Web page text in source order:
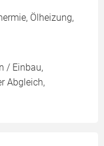
Ölheizung,
/ Einbau,
Abgleich,